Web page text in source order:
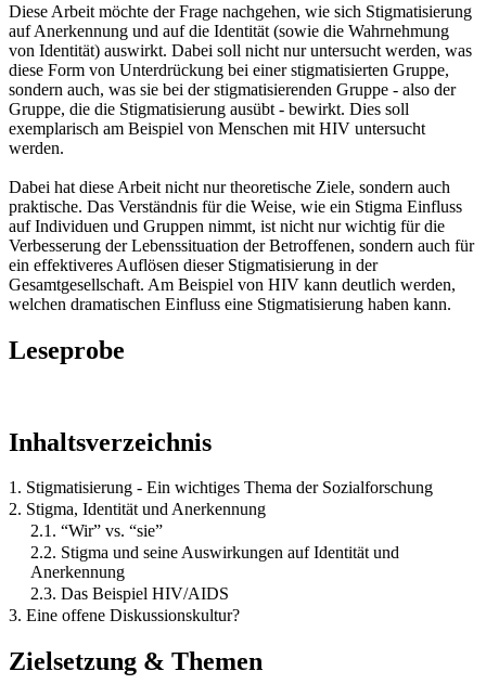
Diese Arbeit möchte der Frage nachgehen, wie sich Stigmatisierung
auf Anerkennung und auf die Identität (sowie die Wahrnehmung
von Identität) auswirkt. Dabei soll nicht nur untersucht werden, was
diese Form von Unterdrückung bei einer stigmatisierten Gruppe,
sondern auch, was sie bei der stigmatisierenden Gruppe - also der
Gruppe, die die Stigmatisierung ausübt - bewirkt. Dies soll
exemplarisch am Beispiel von Menschen mit HIV untersucht
werden.
Dabei hat diese Arbeit nicht nur theoretische Ziele, sondern auch
praktische. Das Verständnis für die Weise, wie ein Stigma Einfluss
auf Individuen und Gruppen nimmt, ist nicht nur wichtig für die
Verbesserung der Lebenssituation der Betroffenen, sondern auch für
ein effektiveres Auflösen dieser Stigmatisierung in der
Gesamtgesellschaft. Am Beispiel von HIV kann deutlich werden,
welchen dramatischen Einfluss eine Stigmatisierung haben kann.
Leseprobe
Inhaltsverzeichnis
1. Stigmatisierung - Ein wichtiges Thema der Sozialforschung
2. Stigma, Identität und Anerkennung
2.1. “Wir” vs. “sie”
2.2. Stigma und seine Auswirkungen auf Identität und
Anerkennung
2.3. Das Beispiel HIV/AIDS
3. Eine offene Diskussionskultur?
Zielsetzung & Themen